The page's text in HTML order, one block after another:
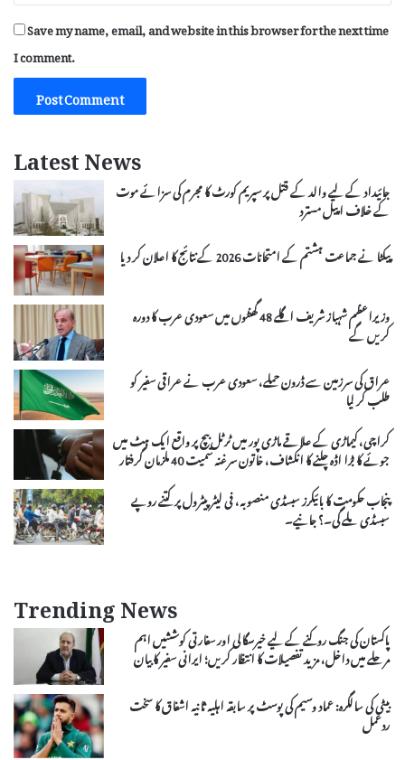
Save my name, email, and website in this browser for the next time
I comment.
Latest News
جائیداد کے لیے والد کے قتل پر سپریم کورٹ کا مجرم کی سزائے موت
کے خلاف اپیل مسترد
پیکٹا نے جماعت ہشتم کے امتحانات 2026 کے نتائج کا اعلان کر دیا
وزیراعظم شہباز شریف اگلے 48 گھنٹوں میں سعودی عرب کا دورہ
کریں گے
عراق کی سرزمین سے ڈرون حملے، سعودی عرب نے عراقی سفیر کو
طلب کر لیا
کراچی، کیماڑی کے علاقے ماڑی پور میں ٹرٹل بیچ پر واقع ایک ہٹ میں
جوئے کا بڑا اڈہ چلنے کا انکشاف، خاتون سرغنہ سمیت 40 ملزمان گرفتار
پنجاب حکومت کا بائیکرز سبسڈی منصوبہ، فی لیٹر پیٹرول پر کتنے روپے
سبسڈی ملے گی۔؟ جانیے۔
Trending News
پاکستان کی جنگ روکنے کے لیے خیرسگالی اور سفارتی کوششیں اہم
مرحلے میں داخل، مزید تفصیلات کا انتظار کریں؛ ایرانی سفیر کا بیان
بیٹی کی سالگرہ: عماد وسیم کی پوسٹ پر سابقہ اہلیہ ثانیہ اشفاق کا سخت
ردعمل